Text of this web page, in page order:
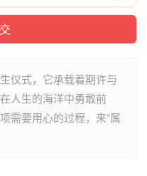
仪式，它承载着期许与
人生的海洋中勇敢前
需要用心的过程，来“属